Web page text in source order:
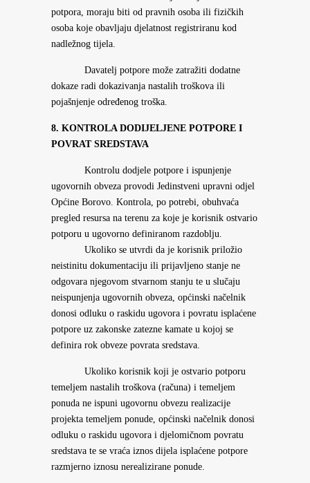
potpora, moraju biti od pravnih osoba ili fizičkih
osoba koje obavljaju djelatnost registriranu kod
nadležnog tijela.
Davatelj potpore može zatražiti dodatne
dokaze radi dokazivanja nastalih troškova ili
pojašnjenje određenog troška.
8. KONTROLA DODIJELJENE POTPORE I
POVRAT SREDSTAVA
Kontrolu dodjele potpore i ispunjenje
ugovornih obveza provodi Jedinstveni upravni odjel
Općine Borovo. Kontrola, po potrebi, obuhvaća
pregled resursa na terenu za koje je korisnik ostvario
potporu u ugovorno definiranom razdoblju.
Ukoliko se utvrdi da je korisnik priložio
neistinitu dokumentaciju ili prijavljeno stanje ne
odgovara njegovom stvarnom stanju te u slučaju
neispunjenja ugovornih obveza, općinski načelnik
donosi odluku o raskidu ugovora i povratu isplaćene
potpore uz zakonske zatezne kamate u kojoj se
definira rok obveze povrata sredstava.
Ukoliko korisnik koji je ostvario potporu
temeljem nastalih troškova (računa) i temeljem
ponuda ne ispuni ugovornu obvezu realizacije
projekta temeljem ponude, općinski načelnik donosi
odluku o raskidu ugovora i djelomičnom povratu
sredstava te se vraća iznos dijela isplaćene potpore
razmjerno iznosu nerealizirane ponude.